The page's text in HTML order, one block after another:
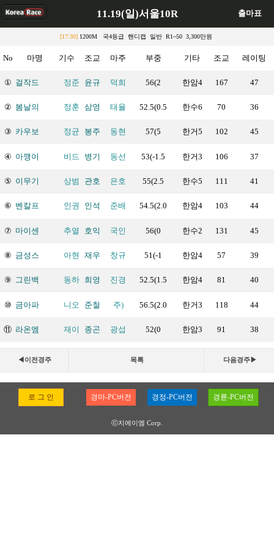
11.19(일)서울10R 출마표
[17:30] 1200M 국4등급 핸디캡 일반 R1~50 3,300만원
No 마명 기수 조교 마주 부중 기타 조교 레이팅
① 걸작드 정준 윤규 덕희 56(2 한암4 167 47
② 봄날의 정훈 삼영 태율 52.5(0.5 한수6 70 36
③ 카우보 정균 봉주 동현 57(5 한거5 102 45
④ 아깽이 비드 병기 동선 53(-1.5 한거3 106 37
⑤ 이무기 상범 관호 은호 55(2.5 한수5 111 41
⑥ 벤칼프 인권 인석 준배 54.5(2.0 한암4 103 44
⑦ 마이센 추열 호익 국인 56(0 한수2 131 45
⑧ 금성스 아현 재우 창규 51(-1 한암4 57 39
⑨ 그린백 동하 희영 진경 52.5(1.5 한암4 81 40
⑩ 금아파 니오 준철 주) 56.5(2.0 한거3 118 44
⑪ 라온엠 재이 종곤 광섭 52(0 한암3 91 38
◀이전경주 목록 다음경주▶
로 그 인 경마-PC버전 경정-PC버전 경륜-PC버전
ⓒ지에이엠 Corp.